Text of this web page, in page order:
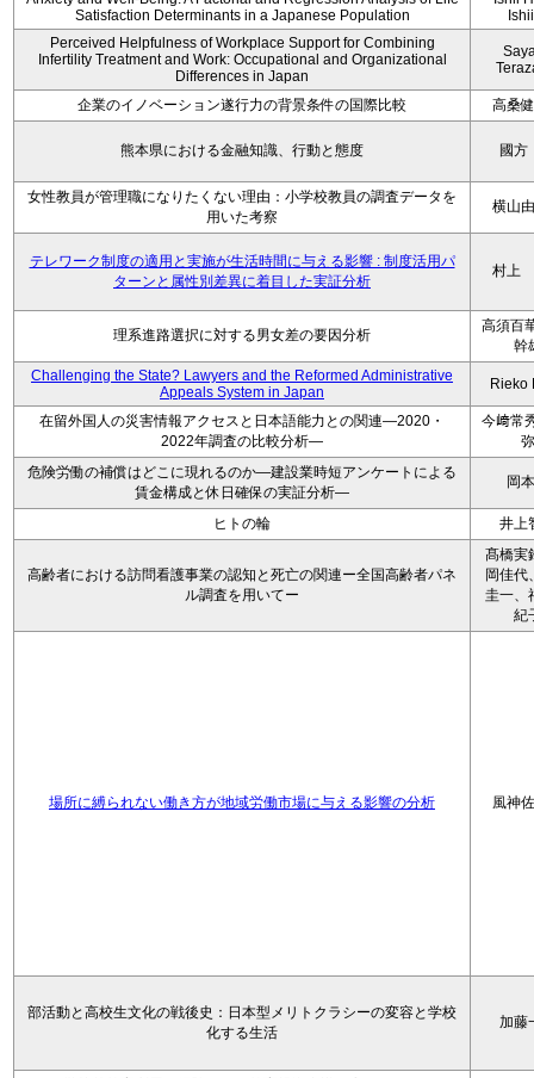
Satisfaction Determinants in a Japanese Population
Perceived Helpfulness of Workplace Support for Combining
Infertility Treatment and Work: Occupational and Organizational
Differences in Japan
企業のイノベーション遂行力の背景条件の国際比較 高桑
熊本県における金融知識、行動と態度 國
女性教員が管理職になりたくない理由：小学校教員の調査データを
用いた考察
横山
テレワーク制度の適用と実施が生活時間に与える影響 : 制度活用パ
ターンと属性別差異に着目した実証分析
村上
理系進路選択に対する男女差の要因分析
高須百
幹
Challenging the State? Lawyers and the Reformed Administrative
Appeals System in Japan
Rieko
在留外国人の災害情報アクセスと日本語能力との関連―2020・
2022年調査の比較分析―
今﨑常
弥
危険労働の補償はどこに現れるのか―建設業時短アンケートによる
賃金構成と休日確保の実証分析―
岡
ヒトの輪 井上
高齢者における訪問看護事業の認知と死亡の関連ー全国高齢者パネ
ル調査を用いてー
髙橋実
岡佳代
圭一、
紀
場所に縛られない働き方が地域労働市場に与える影響の分析 風神
部活動と高校生文化の戦後史：日本型メリトクラシーの変容と学校
化する生活
加藤